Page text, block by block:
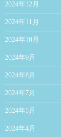
2024年12月
2024年11月
2024年10月
2024年9月
2024年8月
2024年7月
2024年5月
2024年4月